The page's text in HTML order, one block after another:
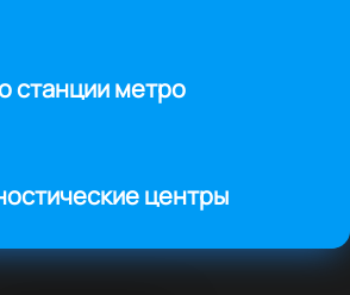
станции метро
центры